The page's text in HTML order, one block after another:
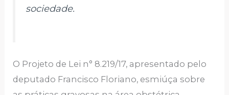
sociedade.
O Projeto de Lei n° 8.219/17, apresentado pelo
deputado Francisco Floriano, esmiúça sobre